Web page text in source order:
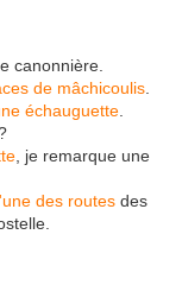
canonnière.
de mâchicoulis
échauguette
, je remarque une
des routes des